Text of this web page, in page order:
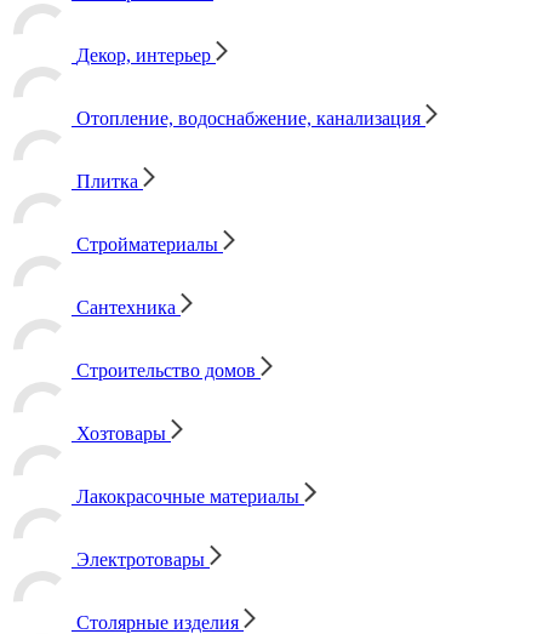
Декор, интерьер
Отопление, водоснабжение, канализация
Плитка
Стройматериалы
Сантехника
Строительство домов
Хозтовары
Лакокрасочные материалы
Электротовары
Столярные изделия